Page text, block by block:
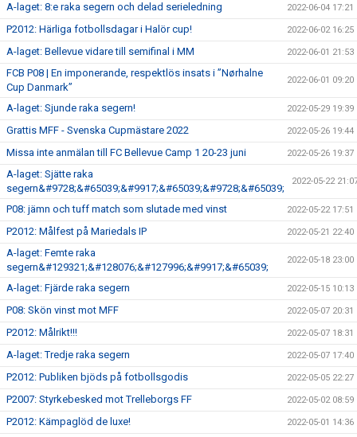
A-laget: 8:e raka segern och delad serieledning 2022-06-04 17:21
P2012: Härliga fotbollsdagar i Halör cup! 2022-06-02 16:25
A-laget: Bellevue vidare till semifinal i MM 2022-06-01 21:53
FCB P08 | En imponerande, respektlös insats i ”Nørhalne
Cup Danmark”
2022-06-01 09:20
A-laget: Sjunde raka segern! 2022-05-29 19:39
Grattis MFF - Svenska Cupmästare 2022 2022-05-26 19:44
Missa inte anmälan till FC Bellevue Camp 1 20-23 juni 2022-05-26 19:37
A-laget: Sjätte raka
segern&#9728;&#65039;&#9917;&#65039;&#9728;&#65039;
2022-05-22
P08: jämn och tuff match som slutade med vinst 2022-05-22 17:51
P2012: Målfest på Mariedals IP 2022-05-21 22:40
A-laget: Femte raka
segern&#129321;&#128076;&#127996;&#9917;&#65039;
2022-05-18 23:00
A-laget: Fjärde raka segern 2022-05-15 10:13
P08: Skön vinst mot MFF 2022-05-07 20:31
P2012: Målrikt!!! 2022-05-07 18:31
A-laget: Tredje raka segern 2022-05-07 17:40
P2012: Publiken bjöds på fotbollsgodis 2022-05-05 22:27
P2007: Styrkebesked mot Trelleborgs FF 2022-05-02 08:59
P2012: Kämpaglöd de luxe! 2022-05-01 14:36